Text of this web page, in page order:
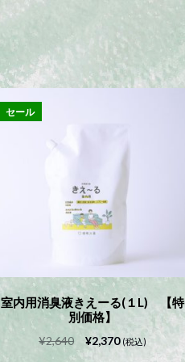
室内用消臭液きえーる(１L) 【特
別価格】
セール
¥2,640
元
の
¥2,370現(税込)